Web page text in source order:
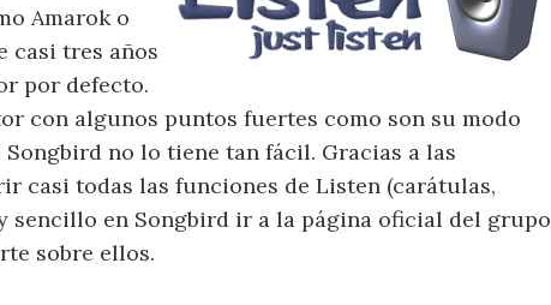
Amarok o
casi tres años
por defecto.
con algunos puntos fuertes como son su modo
no lo tiene tan fácil. Gracias a las
casi todas las funciones de Listen (carátulas,
sencillo en Songbird ir a la página oficial del grupo
sobre ellos.